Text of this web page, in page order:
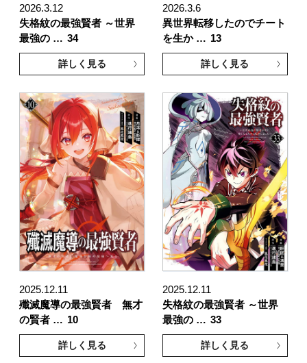
2026.3.12
失格紋の最強賢者 ～世界
最強の … 34
詳しく見る
2026.3.6
異世界転移したのでチート
を生か … 13
詳しく見る
2025.12.11
殲滅魔導の最強賢者 無才
の賢者 … 10
詳しく見る
2025.12.11
失格紋の最強賢者 ～世界
最強の … 33
詳しく見る